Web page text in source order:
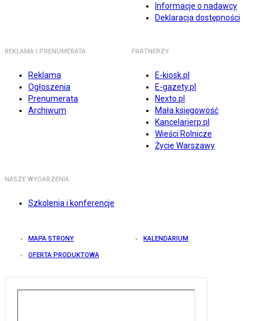
Informacje o nadawcy
Deklaracja dostępności
REKLAMA I PRENUMERATA
Reklama
Ogłoszenia
Prenumerata
Archiwum
PARTNERZY
E-kiosk.pl
E-gazety.pl
Nexto.pl
Mała księgowość
Kancelarierp.pl
Wieści Rolnicze
Życie Warszawy
NASZE WYDARZENIA
Szkolenia i konferencje
MAPA STRONY KALENDARIUM
OFERTA PRODUKTOWA